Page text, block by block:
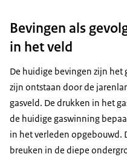
Bevingen als
in het veld
De huidige bevingen zijn het
zijn ontstaan door de
gasveld. De drukken in het
de huidige gaswinning
in het verleden opgebouwd.
breuken in de diepe